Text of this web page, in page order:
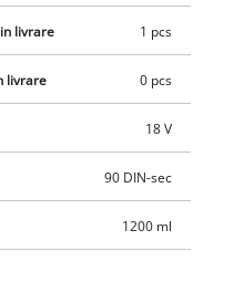
de vopsit TE-SY 18/90 Li-
incarcator, care se
livrare 1 pcs
livrare 0 pcs
18 V
90 DIN-sec
1200 ml